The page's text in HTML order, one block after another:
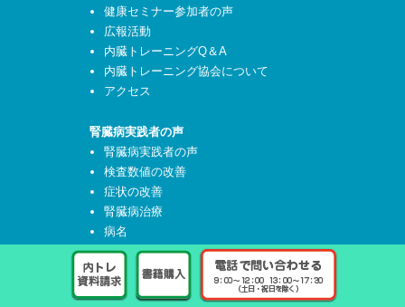
健康セミナー参加者の声
広報活動
内臓トレーニングQ＆A
内臓トレーニング協会について
アクセス
腎臓病実践者の声
腎臓病実践者の声
検査数値の改善
症状の改善
腎臓病治療
病名
メニュー
新着情報